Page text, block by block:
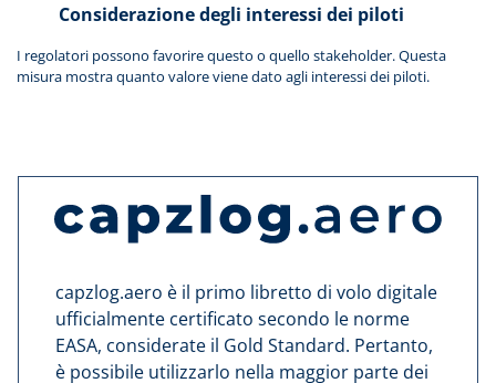
Considerazione degli interessi dei piloti
I regolatori possono favorire questo o quello stakeholder. Questa
misura mostra quanto valore viene dato agli interessi dei piloti.
capzlog.aero è il primo libretto di volo digitale
ufficialmente certificato secondo le norme
EASA, considerate il Gold Standard. Pertanto,
è possibile utilizzarlo nella maggior parte dei